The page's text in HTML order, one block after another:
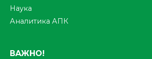
Наука
Аналитика АПК
ВАЖНО!